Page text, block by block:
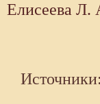
Елисеева Л.
Источники: